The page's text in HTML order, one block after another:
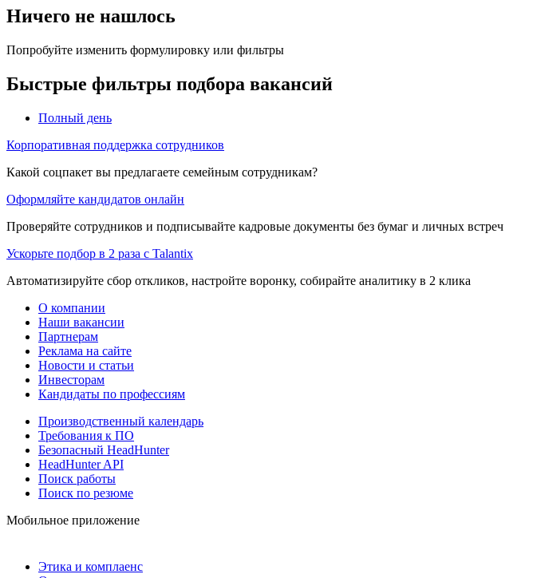
Ничего не нашлось
Попробуйте изменить формулировку или фильтры
Быстрые фильтры подбора вакансий
Полный день
Корпоративная поддержка сотрудников
Какой соцпакет вы предлагаете семейным сотрудникам?
Оформляйте кандидатов онлайн
Проверяйте сотрудников и подписывайте кадровые документы без бумаг и личных встреч
Ускорьте подбор в 2 раза с Talantix
Автоматизируйте сбор откликов, настройте воронку, собирайте аналитику в 2 клика
О компании
Наши вакансии
Партнерам
Реклама на сайте
Новости и статьи
Инвесторам
Кандидаты по профессиям
Производственный календарь
Требования к ПО
Безопасный HeadHunter
HeadHunter API
Поиск работы
Поиск по резюме
Мобильное приложение
Этика и комплаенс